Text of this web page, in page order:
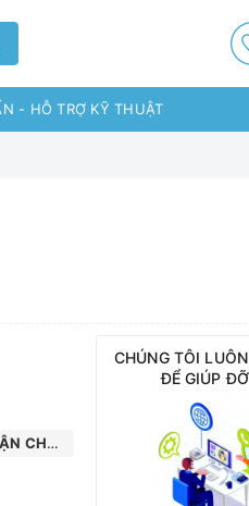
- HỖ TRỢ KỸ THUẬT
CHÚNG TÔI
ĐỂ GIÚP